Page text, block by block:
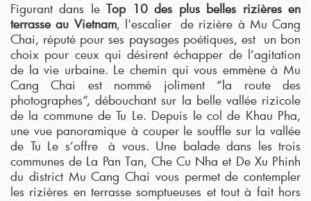
Figurant dans leTop 10 des plus belles rizières en
terrasse au Vietnam, l'escalier de rizière à Mu Cang
Chai, réputé pour ses paysages poétiques, est un bon
choix pour ceux qui désirent échapper de l’agitation
de la vie urbaine. Le chemin qui vous emmène à Mu
Cang Chai est nommé joliment “la route des
photographes”, débouchant sur la belle vallée rizicole
de la commune de Tu Le. Depuis le col de Khau Pha,
une vue panoramique à couper le souffle sur la vallée
de Tu Le s’offre à vous. Une balade dans les trois
communes de La Pan Tan, Che Cu Nha et De Xu Phinh
du district Mu Cang Chai vous permet de contempler
les rizières en terrasse somptueuses et tout à fait hors